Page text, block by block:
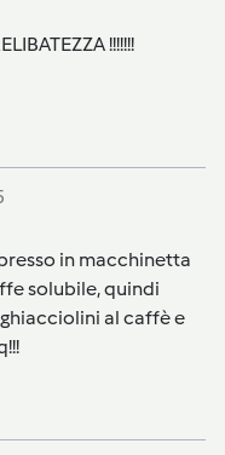
!!!!!!!
in macchinetta
solubile, quindi
al caffè e